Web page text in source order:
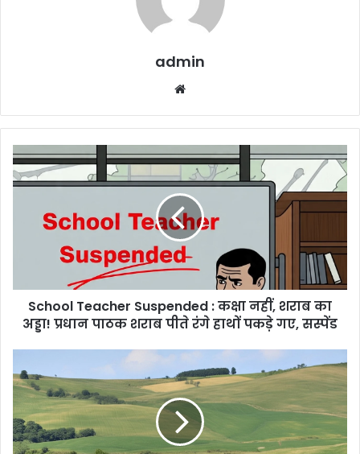
admin
School
Teacher
Suspended
अड्डा!
प्रधान
पाठक
रंगे
हाथों
पकड़े
गए,
सस्पेंड
School Teacher Suspended : कक्षा नहीं, शराब का
अड्डा! प्रधान पाठक शराब पीते रंगे हाथों पकड़े गए, सस्पेंड
Kothagudem
Rail
Line
:
नक्सल